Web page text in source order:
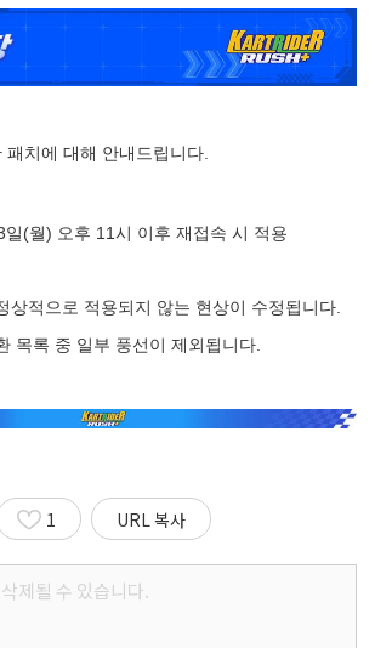
치에 대해 안내드립니다.
일(월) 오후 11시 이후 재접속 시 적용
상적으로 적용되지 않는 현상이 수정됩니다.
목록 중 일부 풍선이 제외됩니다.
1 URL 복사